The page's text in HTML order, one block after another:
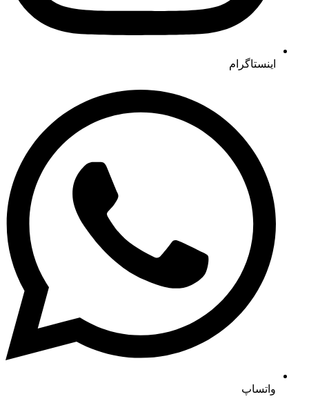
اینستاگرام
واتساپ